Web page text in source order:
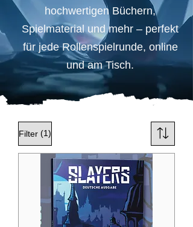
hochwertigen Büchern,
Spielmaterial und mehr – perfekt
für jede Rollenspielrunde, online
und am Tisch.
Filter (1)